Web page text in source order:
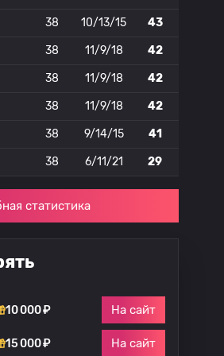
38 10/13/15 43
38 11/9/18 42
38 11/9/18 42
38 11/9/18 42
38 9/14/15 41
38 6/11/21 29
статистика
10 000 ₽ На сайт
15 000 ₽ На сайт